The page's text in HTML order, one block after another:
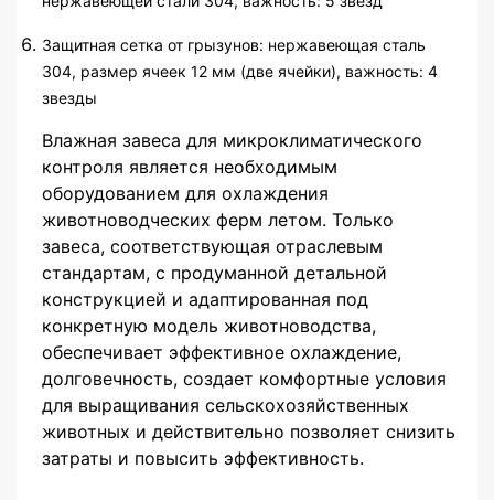
Защитная сетка от грызунов: нержавеющая сталь
304, размер ячеек 12 мм (две ячейки), важность: 4
звезды
Влажная завеса для микроклиматического
контроля является необходимым
оборудованием для охлаждения
животноводческих ферм летом. Только
завеса, соответствующая отраслевым
стандартам, с продуманной детальной
конструкцией и адаптированная под
конкретную модель животноводства,
обеспечивает эффективное охлаждение,
долговечность, создает комфортные условия
для выращивания сельскохозяйственных
животных и действительно позволяет снизить
затраты и повысить эффективность.